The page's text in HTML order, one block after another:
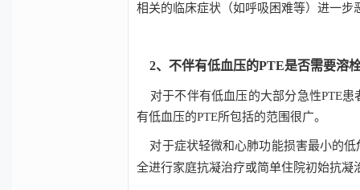
相关的临床症状（如呼吸困难等）进一步
2、 不伴有低血压的PTE是否需要溶
对于不伴有低血压的大部分急性PTE患
有低血压的PTE所包括的范围很广。
对于症状轻微和心肺功能损害最小的低
全进行家庭抗凝治疗或简单住院初始抗凝